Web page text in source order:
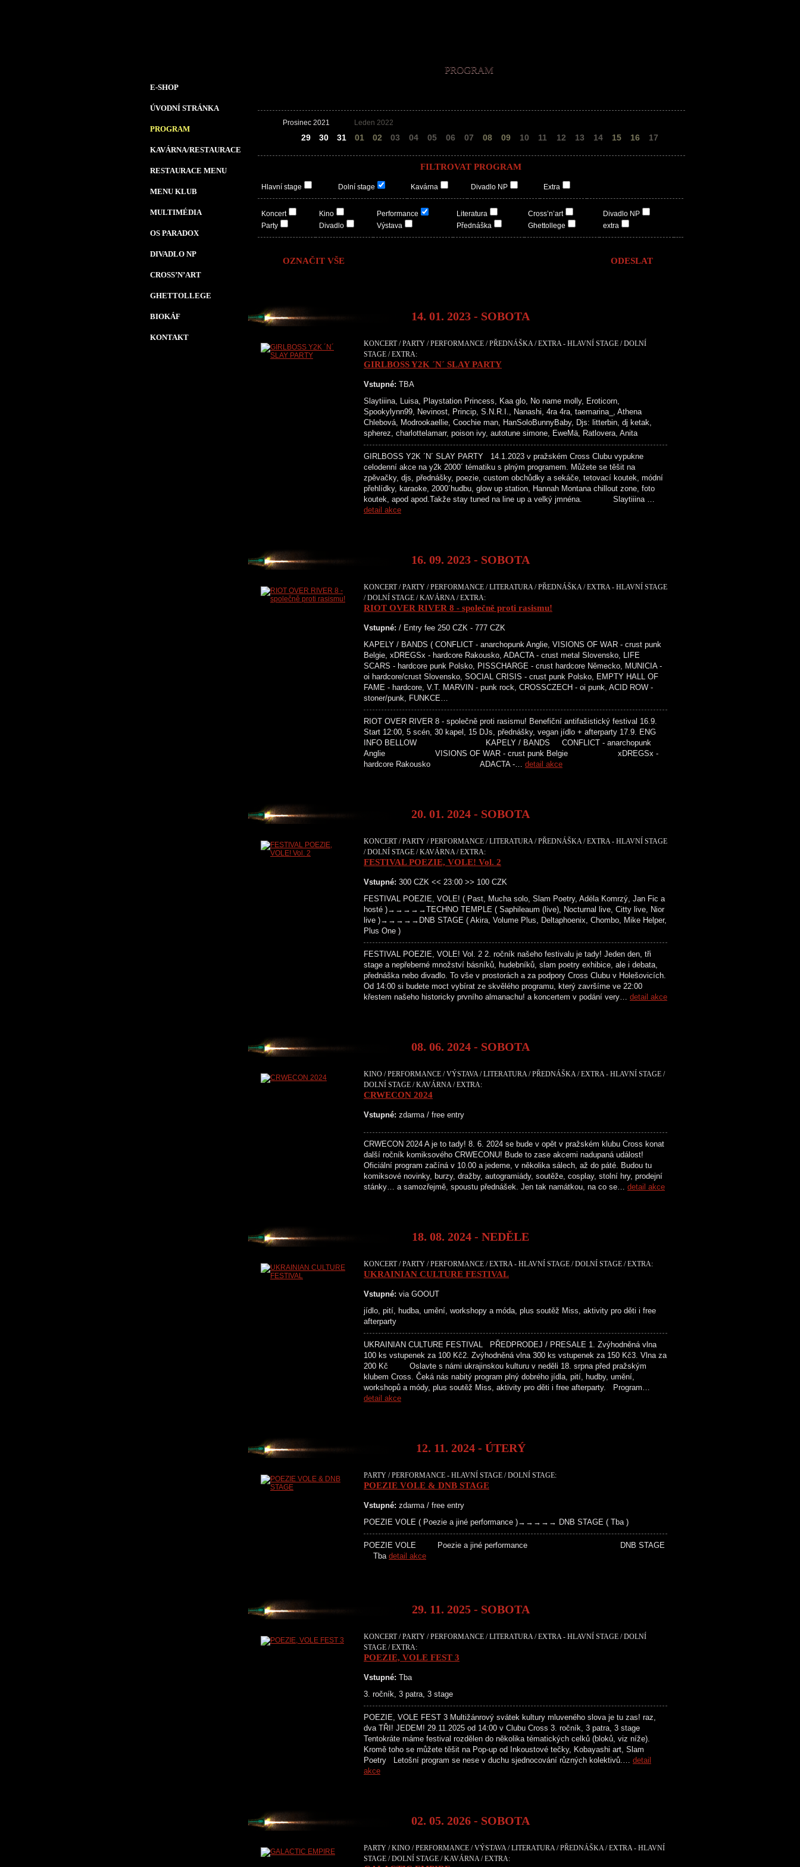
E-SHOP
ÚVODNÍ STRÁNKA
PROGRAM
KAVÁRNA/RESTAURACE
RESTAURACE MENU
MENU KLUB
MULTIMÉDIA
OS PARADOX
DIVADLO NP
CROSS’N’ART
GHETTOLLEGE
BIOKÁF
KONTAKT
PROGRAM
Prosinec 2021
29 30 31
Leden 2022
01 02 03 04 05 06 07 08 09 10 11 12 13 14 15 16 17
FILTROVAT PROGRAM
Hlavní stage Dolní stage Kavárna Divadlo NP Extra
Koncert
Party
Kino
Divadlo
Performance
Výstava
Literatura
Přednáška
Cross’n’art
Ghettollege
Divadlo NP
extra
OZNAČIT VŠE
14. 01. 2023 - SOBOTA
KONCERT / PARTY / PERFORMANCE / PŘEDNÁŠKA / EXTRA - HLAVNÍ STAGE / DOLNÍ
STAGE / EXTRA:
GIRLBOSS Y2K ´N´ SLAY PARTY
Vstupné: TBA
Slaytiiina, Luisa, Playstation Princess, Kaa glo, No name molly, Eroticorn,
Spookylynn99, Nevinost, Princip, S.N.R.I., Nanashi, 4ra 4ra, taemarina_, Athena
Chlebová, Modrookaellie, Coochie man, HanSoloBunnyBaby, Djs: litterbin, dj ketak,
spherez, charlottelamarr, poison ivy, autotune simone, EweMä, Ratlovera, Anita
GIRLBOSS Y2K ´N´ SLAY PARTY 14.1.2023 v pražském Cross Clubu vypukne
celodenní akce na y2k 2000´ tématiku s plným programem. Můžete se těšit na
zpěvačky, djs, přednášky, poezie, custom obchůdky a sekáče, tetovací koutek, módní
přehlídky, karaoke, 2000´hudbu, glow up station, Hannah Montana chillout zone, foto
koutek, apod apod.Takže stay tuned na line up a velký jmnéna. Slaytiiina …
detail akce
16. 09. 2023 - SOBOTA
KONCERT / PARTY / PERFORMANCE / LITERATURA / PŘEDNÁŠKA / EXTRA - HLAVNÍ STAGE
/ DOLNÍ STAGE / KAVÁRNA / EXTRA:
RIOT OVER RIVER 8 - společně proti rasismu!
Vstupné: / Entry fee 250 CZK - 777 CZK
KAPELY / BANDS ( CONFLICT - anarchopunk Anglie, VISIONS OF WAR - crust punk
Belgie, xDREGSx - hardcore Rakousko, ADACTA - crust metal Slovensko, LIFE
SCARS - hardcore punk Polsko, PISSCHARGE - crust hardcore Německo, MUNICIA -
oi hardcore/crust Slovensko, SOCIAL CRISIS - crust punk Polsko, EMPTY HALL OF
FAME - hardcore, V.T. MARVIN - punk rock, CROSSCZECH - oi punk, ACID ROW -
stoner/punk, FUNKCE…
RIOT OVER RIVER 8 - společně proti rasismu! Benefiční antifašistický festival 16.9.
Start 12:00, 5 scén, 30 kapel, 15 DJs, přednášky, vegan jídlo + afterparty 17.9. ENG
INFO BELLOW KAPELY / BANDS CONFLICT - anarchopunk
Anglie VISIONS OF WAR - crust punk Belgie xDREGSx -
hardcore Rakousko ADACTA -… detail akce
20. 01. 2024 - SOBOTA
KONCERT / PARTY / PERFORMANCE / LITERATURA / PŘEDNÁŠKA / EXTRA - HLAVNÍ STAGE
/ DOLNÍ STAGE / KAVÁRNA / EXTRA:
FESTIVAL POEZIE, VOLE! Vol. 2
Vstupné: 300 CZK << 23:00 >> 100 CZK
FESTIVAL POEZIE, VOLE! ( Past, Mucha solo, Slam Poetry, Adéla Komrzý, Jan Fic a
hosté )→→→→→TECHNO TEMPLE ( Saphileaum (live), Nocturnal live, Citty live, Nior
live )→→→→→DNB STAGE ( Akira, Volume Plus, Deltaphoenix, Chombo, Mike Helper,
Plus One )
FESTIVAL POEZIE, VOLE! Vol. 2 2. ročník našeho festivalu je tady! Jeden den, tři
stage a nepřeberné množství básníků, hudebníků, slam poetry exhibice, ale i debata,
přednáška nebo divadlo. To vše v prostorách a za podpory Cross Clubu v Holešovicích.
Od 14:00 si budete moct vybírat ze skvělého programu, který završíme ve 22:00
křestem našeho historicky prvního almanachu! a koncertem v podání very… detail akce
08. 06. 2024 - SOBOTA
KINO / PERFORMANCE / VÝSTAVA / LITERATURA / PŘEDNÁŠKA / EXTRA - HLAVNÍ STAGE /
DOLNÍ STAGE / KAVÁRNA / EXTRA:
CRWECON 2024
Vstupné: zdarma / free entry
CRWECON 2024 A je to tady! 8. 6. 2024 se bude v opět v pražském klubu Cross konat
další ročník komiksového CRWECONU! Bude to zase akcemi nadupaná událost!
Oficiální program začíná v 10.00 a jedeme, v několika sálech, až do páté. Budou tu
komiksové novinky, burzy, dražby, autogramiády, soutěže, cosplay, stolní hry, prodejní
stánky… a samozřejmě, spoustu přednášek. Jen tak namátkou, na co se… detail akce
18. 08. 2024 - NEDĚLE
KONCERT / PARTY / PERFORMANCE / EXTRA - HLAVNÍ STAGE / DOLNÍ STAGE / EXTRA:
UKRAINIAN CULTURE FESTIVAL
Vstupné: via GOOUT
jídlo, pití, hudba, umění, workshopy a móda, plus soutěž Miss, aktivity pro děti i free
afterparty
UKRAINIAN CULTURE FESTIVAL PŘEDPRODEJ / PRESALE 1. Zvýhodněná vlna
100 ks vstupenek za 100 Kč2. Zvýhodněná vlna 300 ks vstupenek za 150 Kč3. Vlna za
200 Kč Oslavte s námi ukrajinskou kulturu v neděli 18. srpna před pražským
klubem Cross. Čeká nás nabitý program plný dobrého jídla, pití, hudby, umění,
workshopů a módy, plus soutěž Miss, aktivity pro děti i free afterparty. Program…
detail akce
12. 11. 2024 - ÚTERÝ
PARTY / PERFORMANCE - HLAVNÍ STAGE / DOLNÍ STAGE:
POEZIE VOLE & DNB STAGE
Vstupné: zdarma / free entry
POEZIE VOLE ( Poezie a jiné performance )→→→→→ DNB STAGE ( Tba )
POEZIE VOLE Poezie a jiné performance DNB STAGE
Tba detail akce
29. 11. 2025 - SOBOTA
KONCERT / PARTY / PERFORMANCE / LITERATURA / EXTRA - HLAVNÍ STAGE / DOLNÍ
STAGE / EXTRA:
POEZIE, VOLE FEST 3
Vstupné: Tba
3. ročník, 3 patra, 3 stage
POEZIE, VOLE FEST 3 Multižánrový svátek kultury mluveného slova je tu zas! raz,
dva TŘI! JEDEM! 29.11.2025 od 14:00 v Clubu Cross 3. ročník, 3 patra, 3 stage
Tentokráte máme festival rozdělen do několika tématických celků (bloků, viz níže).
Kromě toho se můžete těšit na Pop-up od Inkoustové tečky, Kobayashi art, Slam
Poetry Letošní program se nese v duchu sjednocování různých kolektivů.… detail
akce
02. 05. 2026 - SOBOTA
PARTY / KINO / PERFORMANCE / VÝSTAVA / LITERATURA / PŘEDNÁŠKA / EXTRA - HLAVNÍ
STAGE / DOLNÍ STAGE / KAVÁRNA / EXTRA: